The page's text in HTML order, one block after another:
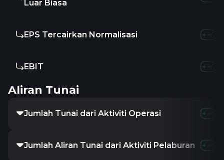
Luar Biasa
EPS Tercairkan Normalisasi
EBIT
Aliran Tunai
Jumlah Tunai dari Aktiviti Operasi
Jumlah Aliran Tunai dari Aktiviti Pelaburan